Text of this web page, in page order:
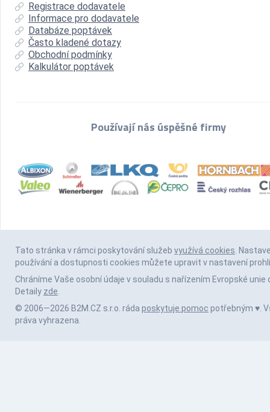
Registrace dodavatele
Informace pro dodavatele
Databáze poptávek
Často kladené dotazy
Obchodní podmínky
Kalkulátor poptávek
Používají nás úspěšné firmy
Tato stránka v rámci poskytování služeb využívá cookies.
používání a dostupnosti cookies můžete upravit v nastavení
Chráníme Vaše osobní údaje v souladu s nařízením Evropské unie
Detaily zde.
© 2006—2026 B2M.CZ s.r.o. ráda poskytuje pomoc potřebným ♥️.
práva vyhrazena.